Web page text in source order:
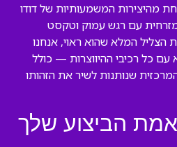
מהיצירות המשמעותיות של דודו
עם רגש עמוק וטקסט
המלא שהוא ראוי, אנחנו
כל רכיבי ההיווצרות — כולל
שנותנות לשיר את הזהותו
הביצוע שלך